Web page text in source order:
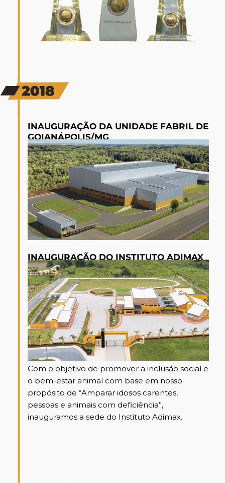
INAUGURAÇÃO DA UNIDADE FABRIL DE
GOIANÁPOLIS/MG
INAUGURAÇÃO DO INSTITUTO ADIMAX
Com o objetivo de promover a inclusão social e
o bem-estar animal com base em nosso
propósito de “Amparar idosos carentes,
pessoas e animais com deficiência”,
inauguramos a sede do Instituto Adimax.